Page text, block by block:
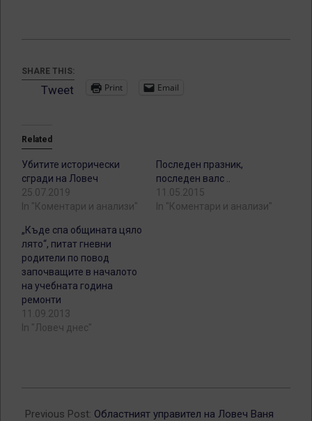
SHARE THIS:
Tweet Print Email
Related
Убитите исторически
сгради на Ловеч
25.07.2019
In "Коментари и анализи"
Последен празник,
последен валс ..
11.05.2015
In "Коментари и анализи"
„Къде спа общината цяло
лято“, питат гневни
родители по повод
започващите в началото
на учебната година
ремонти
11.09.2013
In "Ловеч днес"
06-
Previous Post: Областният управител на Ловеч Ваня